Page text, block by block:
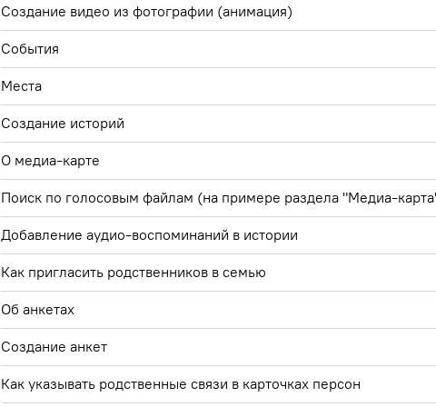
Создание видео из фотографии (анимация)
События
Места
Создание историй
О медиа-карте
Поиск по голосовым файлам (на примере раздела "Медиа-
Добавление аудио-воспоминаний в истории
Как пригласить родственников в семью
Об анкетах
Создание анкет
Как указывать родственные связи в карточках персон